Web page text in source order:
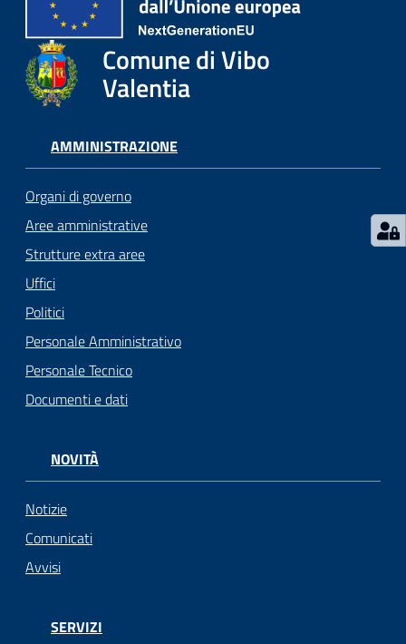
argomenti...
Seguici
Comune di Vibo
Valentia
AMMINISTRAZIONE
Organi di governo
Aree amministrative
Strutture extra aree
Uffici
Politici
Personale Amministrativo
Personale Tecnico
Documenti e dati
NOVITÀ
Notizie
Comunicati
Avvisi
SERVIZI